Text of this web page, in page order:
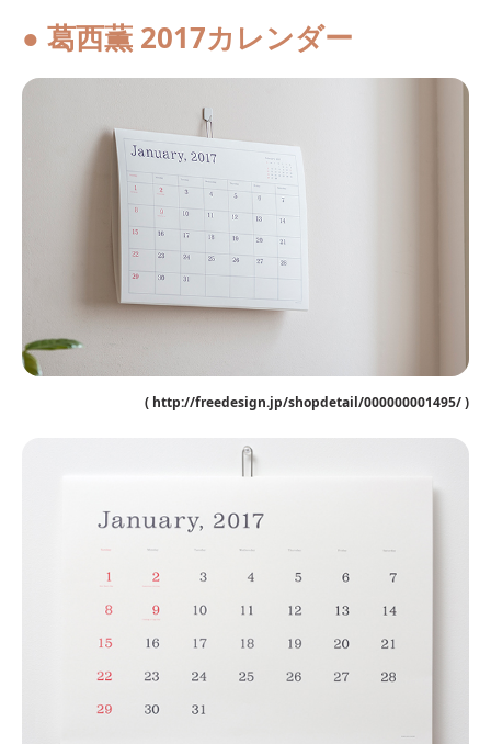
● 葛西薫 2017カレンダー
( http://freedesign.jp/shopdetail/000000001495/ )